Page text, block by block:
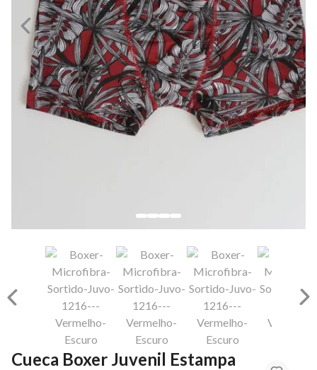
Cueca Boxer Juvenil Estampa